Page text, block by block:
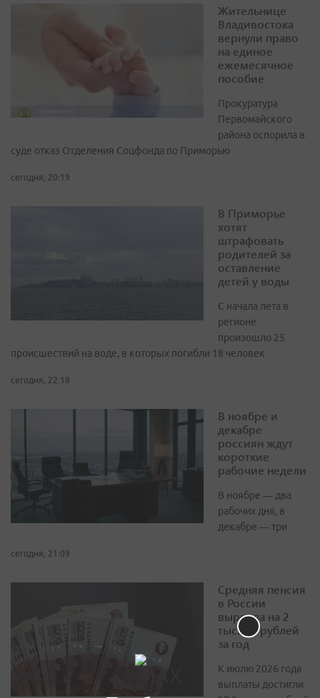
Жительнице
Владивостока
вернули право
на единое
ежемесячное
пособие
Прокуратура
Первомайского
района оспорила в
суде отказ Отделения Соцфонда по Приморью
сегодня, 20:19
В Приморье
хотят
штрафовать
родителей за
оставление
детей у воды
С начала лета в
регионе
произошло 25
происшествий на воде, в которых погибли 18 человек
сегодня, 22:18
В ноябре и
декабре
россиян ждут
короткие
рабочие недели
В ноябре — два
рабочих дня, в
декабре — три
сегодня, 21:09
Средняя пенсия
в России
выросла на 2
тысячи рублей
за год
К июлю 2026 года
выплаты достигли